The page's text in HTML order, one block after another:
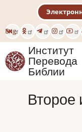
основному
содержанию
Eng
Институт
Перевода
Библии